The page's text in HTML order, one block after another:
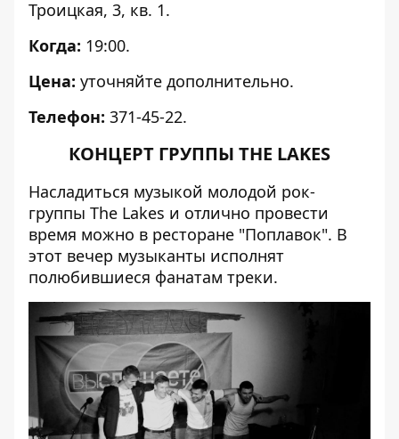
Троицкая, 3, кв. 1.
Когда: 19:00.
Цена: уточняйте дополнительно.
Телефон: 371-45-22.
КОНЦЕРТ ГРУППЫ THE LAKES
Насладиться музыкой молодой рок-
группы The Lakes и отлично провести
время можно в ресторане "Поплавок". В
этот вечер музыканты исполнят
полюбившиеся фанатам треки.